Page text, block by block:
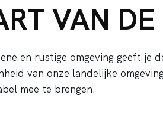
VAN DE
en rustige omgeving geeft je
van onze landelijke
mee te brengen.